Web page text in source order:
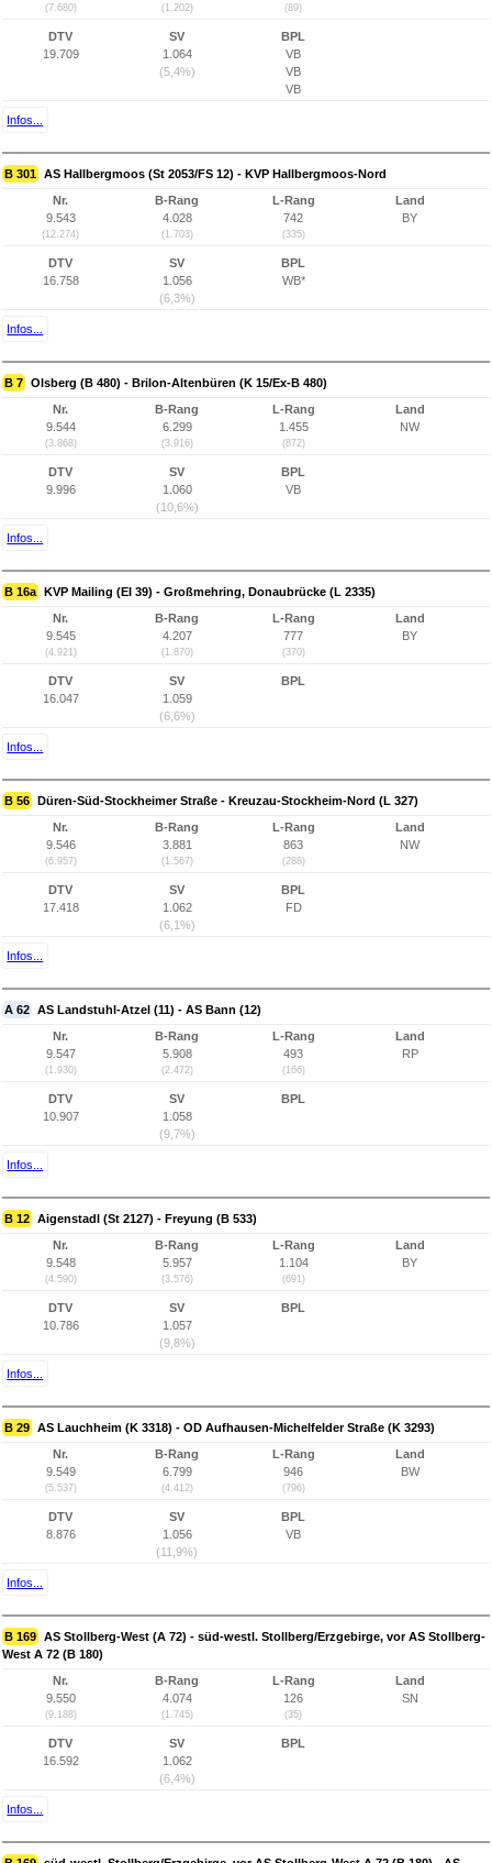
(7.680) (1.202) (89)
DTV
19.709
SV
1.064
(5,4%)
BPL
VB
VB
VB
Infos...
B 301 AS Hallbergmoos (St 2053/FS 12) - KVP Hallbergmoos-Nord
Nr.
9.543
(12.274)
B-Rang
4.028
(1.703)
L-Rang
742
(335)
Land
BY
DTV
16.758
SV
1.056
(6,3%)
BPL
WB*
Infos...
B 7 Olsberg (B 480) - Brilon-Altenbüren (K 15/Ex-B 480)
Nr.
9.544
(3.868)
B-Rang
6.299
(3.916)
L-Rang
1.455
(872)
Land
NW
DTV
9.996
SV
1.060
(10,6%)
BPL
VB
Infos...
B 16a KVP Mailing (EI 39) - Großmehring, Donaubrücke (L 2335)
Nr.
9.545
(4.921)
B-Rang
4.207
(1.870)
L-Rang
777
(370)
Land
BY
DTV
16.047
SV
1.059
(6,6%)
BPL
Infos...
B 56 Düren-Süd-Stockheimer Straße - Kreuzau-Stockheim-Nord (L 327)
Nr.
9.546
(6.957)
B-Rang
3.881
(1.567)
L-Rang
863
(288)
Land
NW
DTV
17.418
SV
1.062
(6,1%)
BPL
FD
Infos...
A 62 AS Landstuhl-Atzel (11) - AS Bann (12)
Nr.
9.547
(1.930)
B-Rang
5.908
(2.472)
L-Rang
493
(166)
Land
RP
DTV
10.907
SV
1.058
(9,7%)
BPL
Infos...
B 12 Aigenstadl (St 2127) - Freyung (B 533)
Nr.
9.548
(4.590)
B-Rang
5.957
(3.576)
L-Rang
1.104
(691)
Land
BY
DTV
10.786
SV
1.057
(9,8%)
BPL
Infos...
B 29 AS Lauchheim (K 3318) - OD Aufhausen-Michelfelder Straße (K 3293)
Nr.
9.549
(5.537)
B-Rang
6.799
(4.412)
L-Rang
946
(796)
Land
BW
DTV
8.876
SV
1.056
(11,9%)
BPL
VB
Infos...
B 169 AS Stollberg-West (A 72) - süd-westl. Stollberg/Erzgebirge, vor AS Stollberg-
West A 72 (B 180)
Nr.
9.550
(9.188)
B-Rang
4.074
(1.745)
L-Rang
126
(35)
Land
SN
DTV
16.592
SV
1.062
(6,4%)
BPL
Infos...